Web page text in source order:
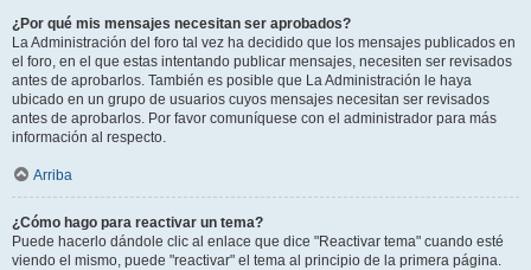
¿Por qué mis mensajes necesitan ser aprobados?
La Administración del foro tal vez ha decidido que los mensajes publicados en
el foro, en el que estas intentando publicar mensajes, necesiten ser revisados
antes de aprobarlos. También es posible que La Administración le haya
ubicado en un grupo de usuarios cuyos mensajes necesitan ser revisados
antes de aprobarlos. Por favor comuníquese con el administrador para más
información al respecto.
Arriba
¿Cómo hago para reactivar un tema?
Puede hacerlo dándole clic al enlace que dice "Reactivar tema" cuando esté
viendo el mismo, puede "reactivar" el tema al principio de la primera página.